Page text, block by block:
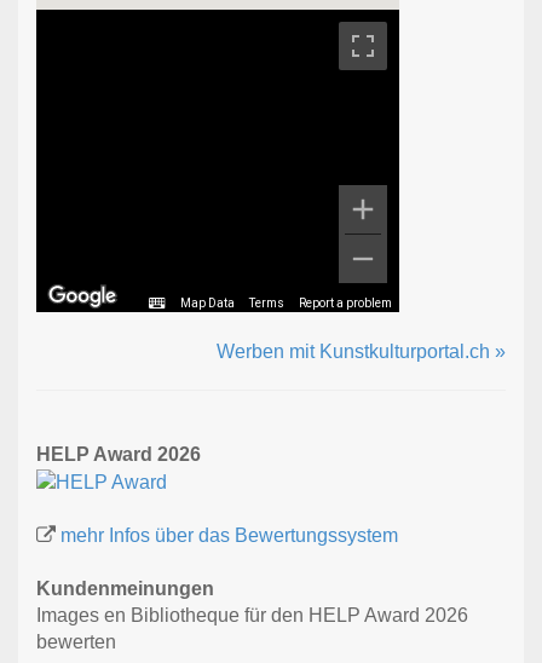
Map Data Terms Report a problem
Werben mit Kunstkulturportal.ch »
HELP Award 2026
mehr Infos über das Bewertungssystem
Kundenmeinungen
Images en Bibliotheque für den HELP Award 2026
bewerten